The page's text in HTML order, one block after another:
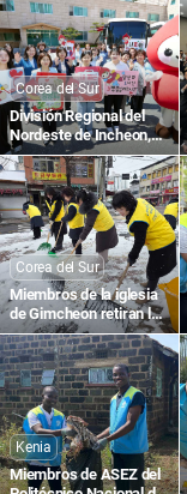
Corea del Sur
División Regional del
Nordeste de Incheon,
Corea: 1895.ª
Campaña de Donación
de Sangre para la Vida
con el Amor de la
Pascua en Todo el
Mundo
Corea del Sur
Miembros de la iglesia
de Gimcheon retiran la
nieve en la calle
Gimcheon-ro, Namsan-
dong
Kenia
Miembros de ASEZ del